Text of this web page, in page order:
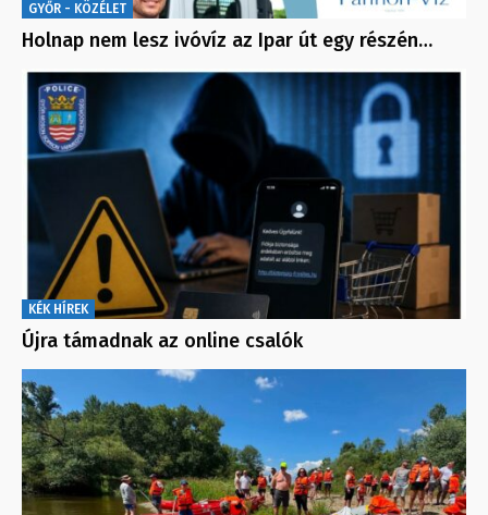
GYŐR - KÖZÉLET
Holnap nem lesz ivóvíz az Ipar út egy részén…
KÉK HÍREK
Újra támadnak az online csalók